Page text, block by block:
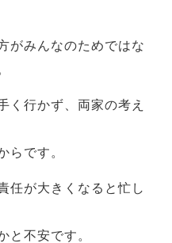
がみんなのためではな
く行かず、両家の考え
らです。
任が大きくなると忙し
と不安です。